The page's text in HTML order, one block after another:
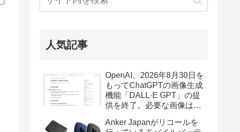
人気記事
OpenAI、2026年8月30日を
もってChatGPTの画像生成
機能「DALL·E GPT」の提
供を終了。必要な画像は期
Anker Japanがリコールを